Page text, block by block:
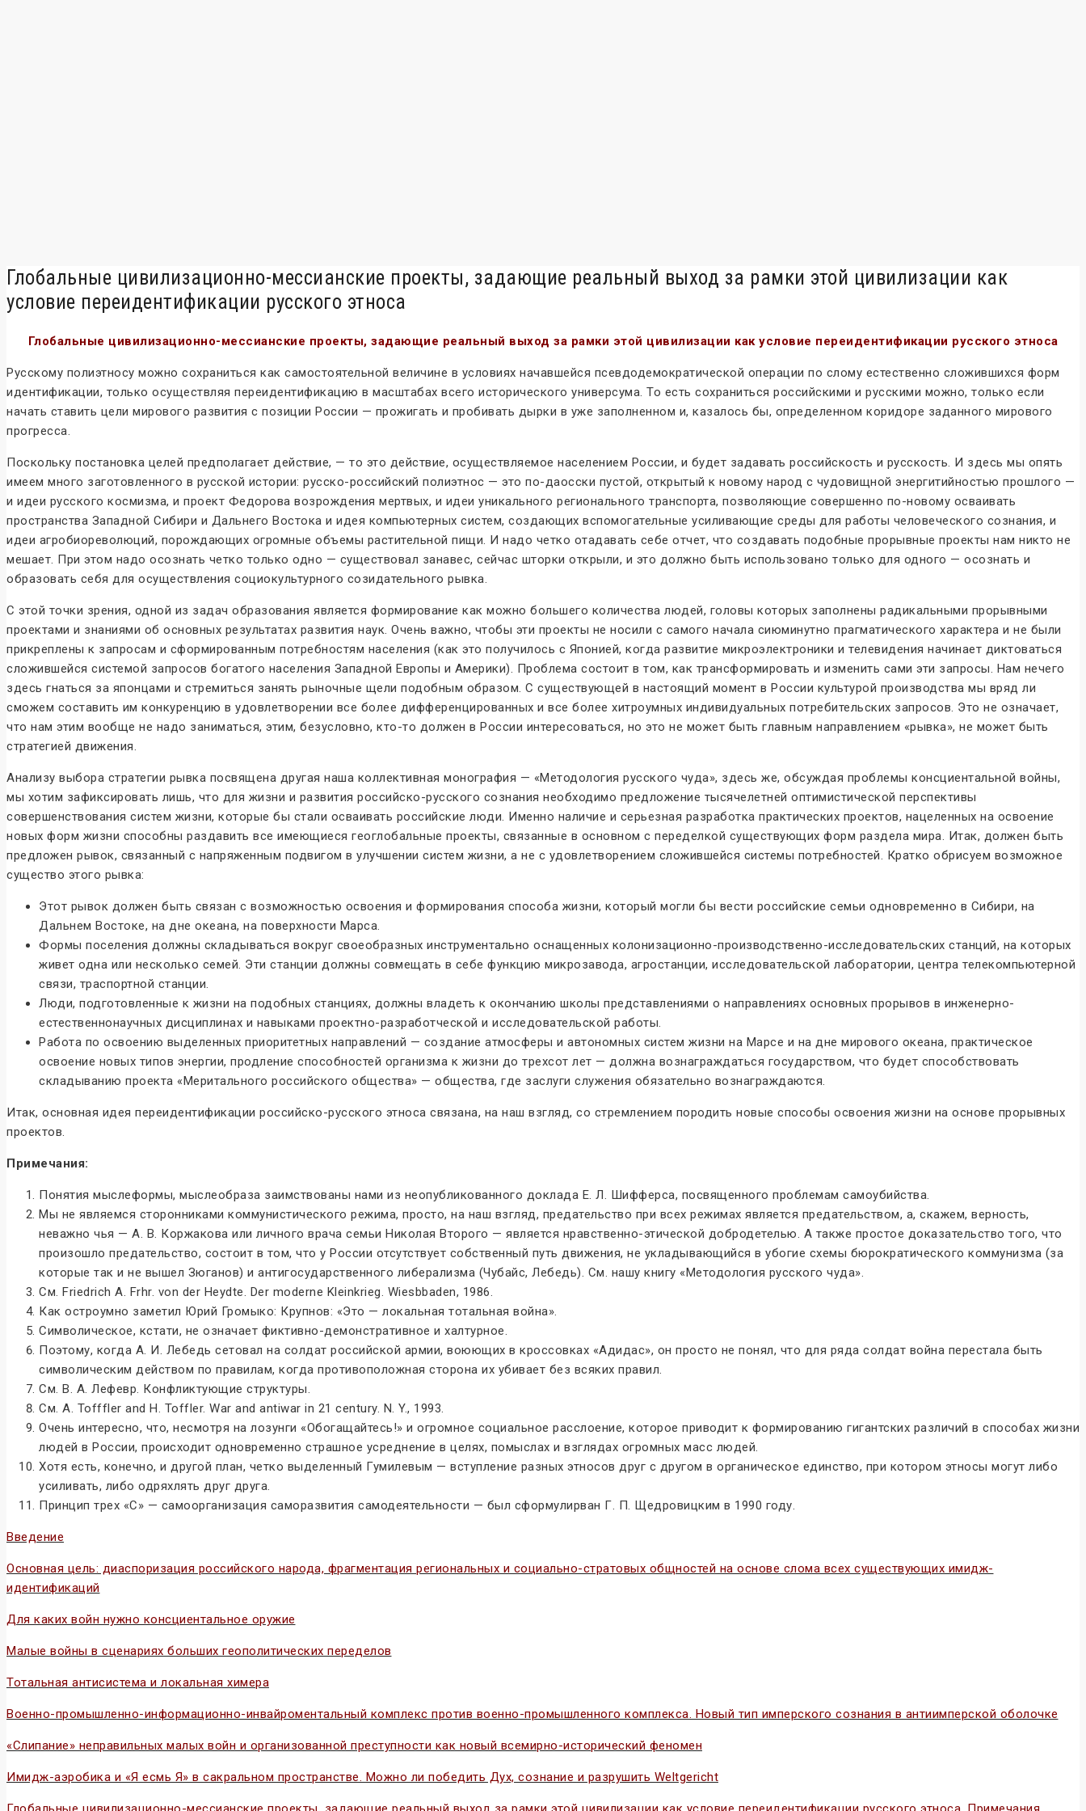
Глобальные цивилизационно-мессианские проекты, задающие реальный выход за рамки этой цивилизации как
условие переидентификации русского этноса
Глобальные цивилизационно-мессианские проекты, задающие реальный выход за рамки этой цивилизации как условие переидентификации русского этноса
Русскому полиэтносу можно сохраниться как самостоятельной величине в условиях начавшейся псевдодемократической операции по слому естественно сложившихся форм
идентификации, только осуществляя переидентификацию в масштабах всего исторического универсума. То есть сохраниться российскими и русскими можно, только если
начать ставить цели мирового развития с позиции России — прожигать и пробивать дырки в уже заполненном и, казалось бы, определенном коридоре заданного мирового
прогресса.
Поскольку постановка целей предполагает действие, — то это действие, осуществляемое населением России, и будет задавать российскость и русскость. И здесь мы опять
имеем много заготовленного в русской истории: русско-российский полиэтнос — это по-даосски пустой, открытый к новому народ с чудовищной энергитийностью прошлого —
и идеи русского космизма, и проект Федорова возрождения мертвых, и идеи уникального регионального транспорта, позволяющие совершенно по-новому осваивать
пространства Западной Сибири и Дальнего Востока и идея компьютерных систем, создающих вспомогательные усиливающие среды для работы человеческого сознания, и
идеи агробиореволюций, порождающих огромные объемы растительной пищи. И надо четко отадавать себе отчет, что создавать подобные прорывные проекты нам никто не
мешает. При этом надо осознать четко только одно — существовал занавес, сейчас шторки открыли, и это должно быть использовано только для одного — осознать и
образовать себя для осуществления социокультурного созидательного рывка.
С этой точки зрения, одной из задач образования является формирование как можно большего количества людей, головы которых заполнены радикальными прорывными
проектами и знаниями об основных результатах развития наук. Очень важно, чтобы эти проекты не носили с самого начала сиюминутно прагматического характера и не были
прикреплены к запросам и сформированным потребностям населения (как это получилось с Японией, когда развитие микроэлектроники и телевидения начинает диктоваться
сложившейся системой запросов богатого населения Западной Европы и Америки). Проблема состоит в том, как трансформировать и изменить сами эти запросы. Нам нечего
здесь гнаться за японцами и стремиться занять рыночные щели подобным образом. С существующей в настоящий момент в России культурой производства мы вряд ли
сможем составить им конкуренцию в удовлетворении все более дифференцированных и все более хитроумных индивидуальных потребительских запросов. Это не означает,
что нам этим вообще не надо заниматься, этим, безусловно, кто-то должен в России интересоваться, но это не может быть главным направлением «рывка», не может быть
стратегией движения.
Анализу выбора стратегии рывка посвящена другая наша коллективная монография — «Методология русского чуда», здесь же, обсуждая проблемы консциентальной войны,
мы хотим зафиксировать лишь, что для жизни и развития российско-русского сознания необходимо предложение тысячелетней оптимистической перспективы
совершенствования систем жизни, которые бы стали осваивать российские люди. Именно наличие и серьезная разработка практических проектов, нацеленных на освоение
новых форм жизни способны раздавить все имеющиеся геоглобальные проекты, связанные в основном с переделкой существующих форм раздела мира. Итак, должен быть
предложен рывок, связанный с напряженным подвигом в улучшении систем жизни, а не с удовлетворением сложившейся системы потребностей. Кратко обрисуем возможное
существо этого рывка:
Этот рывок должен быть связан с возможностью освоения и формирования способа жизни, который могли бы вести российские семьи одновременно в Сибири, на
Дальнем Востоке, на дне океана, на поверхности Марса.
Формы поселения должны складываться вокруг своеобразных инструментально оснащенных колонизационно-производственно-исследовательских станций, на которых
живет одна или несколько семей. Эти станции должны совмещать в себе функцию микрозавода, агростанции, исследовательской лаборатории, центра телекомпьютерной
связи, траспортной станции.
Люди, подготовленные к жизни на подобных станциях, должны владеть к окончанию школы представлениями о направлениях основных прорывов в инженерно-
естественнонаучных дисциплинах и навыками проектно-разработческой и исследовательской работы.
Работа по освоению выделенных приоритетных направлений — создание атмосферы и автономных систем жизни на Марсе и на дне мирового океана, практическое
освоение новых типов энергии, продление способностей организма к жизни до трехсот лет — должна вознаграждаться государством, что будет способствовать
складыванию проекта «Меритального российского общества» — общества, где заслуги служения обязательно вознаграждаются.
Итак, основная идея переидентификации российско-русского этноса связана, на наш взгляд, со стремлением породить новые способы освоения жизни на основе прорывных
проектов.
Примечания:
Понятия мыслеформы, мыслеобраза заимствованы нами из неопубликованного доклада Е. Л. Шифферса, посвященного проблемам самоубийства.
Мы не являемся сторонниками коммунистического режима, просто, на наш взгляд, предательство при всех режимах является предательством, а, скажем, верность,
неважно чья — А. В. Коржакова или личного врача семьи Николая Второго — является нравственно-этической добродетелью. А также простое доказательство того, что
произошло предательство, состоит в том, что у России отсутствует собственный путь движения, не укладывающийся в убогие схемы бюрократического коммунизма (за
которые так и не вышел Зюганов) и антигосударственного либерализма (Чубайс, Лебедь). См. нашу книгу «Методология русского чуда».
См. Friedrich A. Frhr. von der Heydte. Der moderne Kleinkrieg. Wiesbbaden, 1986.
Как остроумно заметил Юрий Громыко: Крупнов: «Это — локальная тотальная война».
Символическое, кстати, не означает фиктивно-демонстративное и халтурное.
Поэтому, когда А. И. Лебедь сетовал на солдат российской армии, воюющих в кроссовках «Адидас», он просто не понял, что для ряда солдат война перестала быть
символическим действом по правилам, когда противоположная сторона их убивает без всяких правил.
См. В. А. Лефевр. Конфликтующие структуры.
См. А. Tofffler and H. Toffler. War and antiwar in 21 century. N. Y., 1993.
Очень интересно, что, несмотря на лозунги «Обогащайтесь!» и огромное социальное расслоение, которое приводит к формированию гигантских различий в способах жизни
людей в России, происходит одновременно страшное усреднение в целях, помыслах и взглядах огромных масс людей.
Хотя есть, конечно, и другой план, четко выделенный Гумилевым — вступление разных этносов друг с другом в органическое единство, при котором этносы могут либо
усиливать, либо одряхлять друг друга.
Принцип трех «С» — самоорганизация саморазвития самодеятельности — был сформулирван Г. П. Щедровицким в 1990 году.
Введение
Основная цель: диаспоризация российского народа, фрагментация региональных и социально-стратовых общностей на основе слома всех существующих имидж-
идентификаций
Для каких войн нужно консциентальное оружие
Малые войны в сценариях больших геополитических переделов
Тотальная антисистема и локальная химера
Военно-промышленно-информационно-инвайроментальный комплекс против военно-промышленного комплекса. Новый тип имперского сознания в антиимперской оболочке
«Слипание» неправильных малых войн и организованной преступности как новый всемирно-исторический феномен
Имидж-аэробика и «Я есмь Я» в сакральном пространстве. Можно ли победить Дух, сознание и разрушить Weltgericht